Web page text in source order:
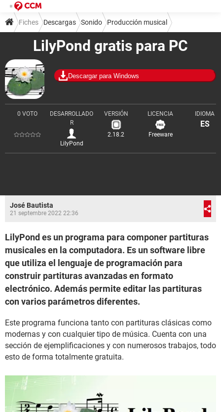
LilyPond gratis para PC
Descargar para Windows
0 VOTO
DESARROLLADO
R
LilyPond
VERSIÓN
2.18.2
LICENCIA
Freeware
IDIOMA
ES
Fiches Descargas Sonido Producción musical
José Bautista
21 septembre 2022 22:36
LilyPond es un programa para componer partituras
musicales en la computadora. Es un software libre
que utiliza el lenguaje de programación para
construir partituras avanzadas en formato
electrónico. Además permite editar las partituras
con varios parámetros diferentes.
Este programa funciona tanto con partituras clásicas como
modernas y con cualquier tipo de música. Cuenta con una
sección de ejemplificaciones y con numerosos trabajos, todo
esto de forma totalmente gratuita.